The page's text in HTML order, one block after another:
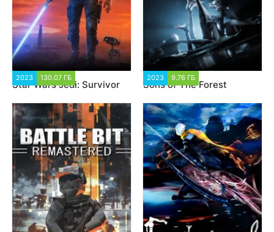
2023 130.07 ГБ
Star Wars Jedi: Survivor
2023 9.76 ГБ
Sons of The Forest